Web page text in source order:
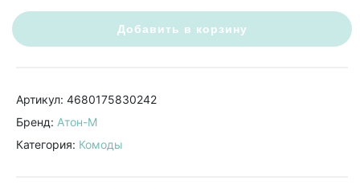
Добавить в корзину
Артикул: 4680175830242
Бренд: Атон-М
Категория: Комоды